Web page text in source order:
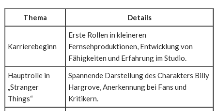
Thema Details
Karrierebeginn
Erste Rollen in kleineren
Fernsehproduktionen, Entwicklung von
Fähigkeiten und Erfahrung im Studio.
Hauptrolle in
„Stranger
Things“
Spannende Darstellung des Charakters Billy
Hargrove, Anerkennung bei Fans und
Kritikern.